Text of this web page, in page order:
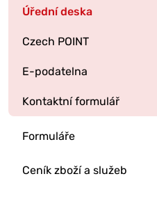
Úřední deska
Czech POINT
E-podatelna
Kontaktní formulář
Formuláře
Ceník zboží a služeb